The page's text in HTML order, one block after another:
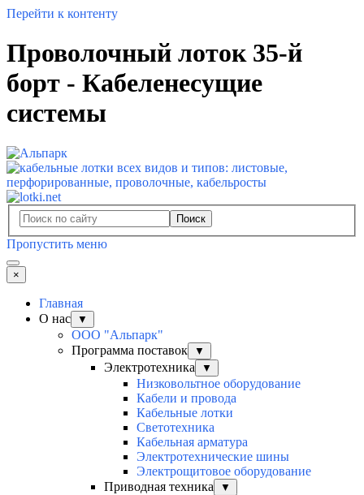
Перейти к контенту
Проволочный лоток 35-й
борт - Кабеленесущие
системы
Поиск
Пропустить меню
×
Главная
О нас
▼
ООО "Альпарк"
Программа поставок
▼
Электротехника ▼
Низковольтное оборудование
Кабели и провода
Кабельные лотки
Светотехника
Кабельная арматура
Электротехнические шины
Электрощитовое оборудование
Приводная техника
▼